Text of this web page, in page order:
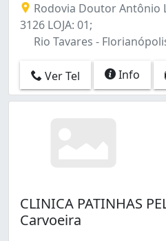
Rodovia Doutor Antônio
3126 LOJA: 01;
Rio Tavares -
Ver Tel Info
CLINICA PATINHAS
Carvoeira